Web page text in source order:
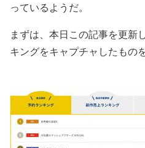
っているようだ。
まずは、本日この記事を更新
キングをキャプチャしたものを